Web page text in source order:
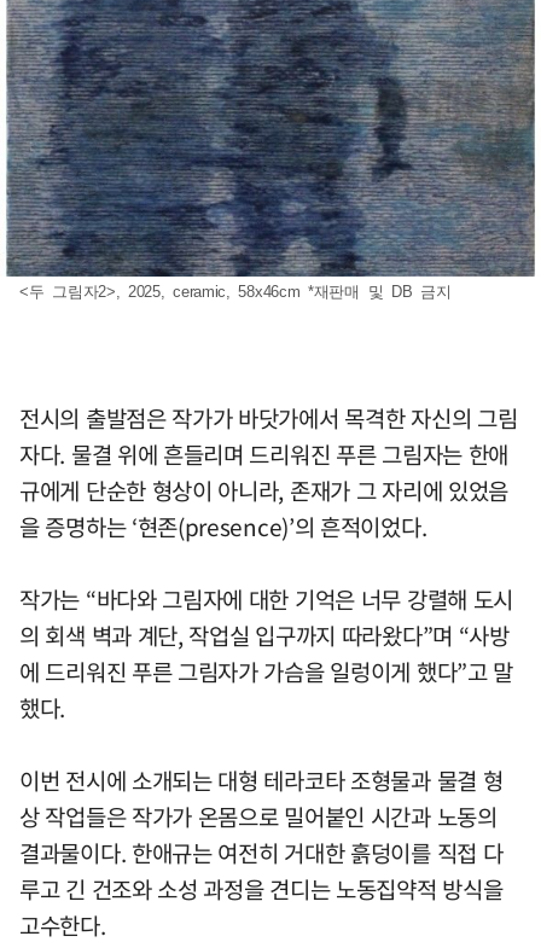
<두 그림자2>, 2025, ceramic, 58x46cm *재판매 및 DB 금지
전시의 출발점은 작가가 바닷가에서 목격한 자신의 그림
자다. 물결 위에 흔들리며 드리워진 푸른 그림자는 한애
규에게 단순한 형상이 아니라, 존재가 그 자리에 있었음
을 증명하는 ‘현존(presence)’의 흔적이었다.
작가는 “바다와 그림자에 대한 기억은 너무 강렬해 도시
의 회색 벽과 계단, 작업실 입구까지 따라왔다”며 “사방
에 드리워진 푸른 그림자가 가슴을 일렁이게 했다”고 말
했다.
이번 전시에 소개되는 대형 테라코타 조형물과 물결 형
상 작업들은 작가가 온몸으로 밀어붙인 시간과 노동의
결과물이다. 한애규는 여전히 거대한 흙덩이를 직접 다
루고 긴 건조와 소성 과정을 견디는 노동집약적 방식을
고수한다.